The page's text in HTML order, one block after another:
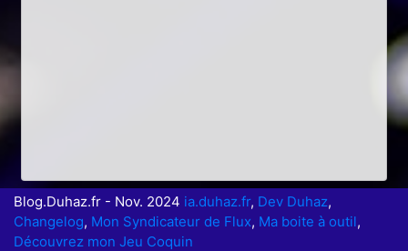
Blog.Duhaz.fr - Nov. 2024 ia.duhaz.fr, Dev Duhaz,
Changelog, Mon Syndicateur de Flux, Ma boite à outil,
Découvrez mon Jeu Coquin